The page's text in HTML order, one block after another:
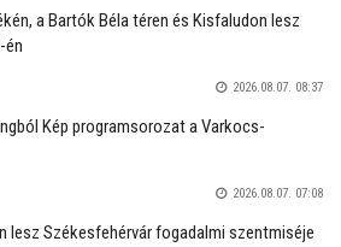
a Bartók Béla téren és Kisfaludon lesz
én
2026.08.07. 08:37
Kép programsorozat a Varkocs-
2026.08.07. 07:08
lesz Székesfehérvár fogadalmi szentmiséje